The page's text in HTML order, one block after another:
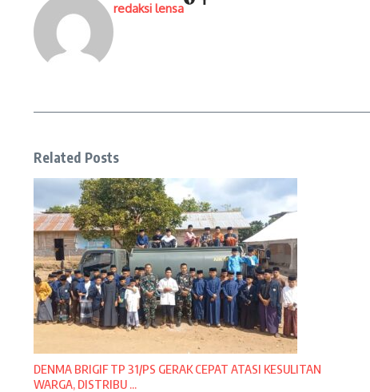
redaksi lensa
Related Posts
DENMA BRIGIF TP 31/PS GERAK CEPAT ATASI KESULITAN
WARGA, DISTRIBU ...